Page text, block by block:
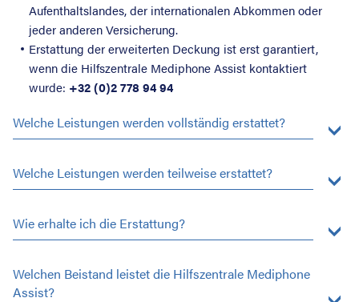
Aufenthaltslandes, der internationalen Abkommen oder
jeder anderen Versicherung.
Erstattung der erweiterten Deckung ist erst garantiert,
wenn die Hilfszentrale Mediphone Assist kontaktiert
wurde: +32 (0)2 778 94 94
Welche Leistungen werden vollständig erstattet?
Welche Leistungen werden teilweise erstattet?
Wie erhalte ich die Erstattung?
Welchen Beistand leistet die Hilfszentrale Mediphone
Assist?